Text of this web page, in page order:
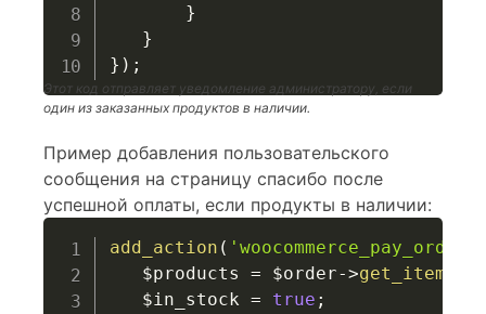
}
}
} ) ;
Этот код отправляет уведомление администратору, если
один из заказанных продуктов в наличии.
Пример добавления пользовательского
сообщения на страницу спасибо после
успешной оплаты, если продукты в наличии:
add_action (
$products
= $order->get_items
$in_stock = true ;